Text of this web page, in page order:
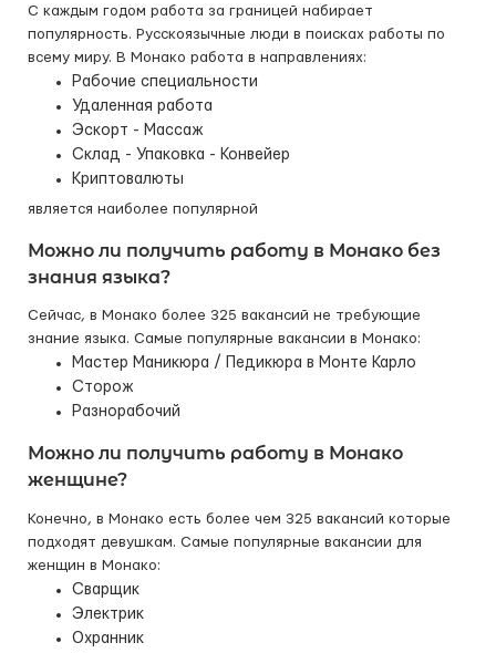
С каждым годом работа за границей набирает
популярность. Русскоязычные люди в поисках работы по
всему миру. В Монако работа в направлениях:
Рабочие специальности
Удаленная работа
Эскорт - Массаж
Склад - Упаковка - Конвейер
Криптовалюты
является наиболее популярной
Можно ли получить работу в Монако без
знания языка?
Сейчас, в Монако более 325 вакансий не требующие
знание языка. Самые популярные вакансии в Монако:
Мастер Маникюра / Педикюра в Монте Карло
Сторож
Разнорабочий
Можно ли получить работу в Монако
женщине?
Конечно, в Монако есть более чем 325 вакансий которые
подходят девушкам. Самые популярные вакансии для
женщин в Монако:
Сварщик
Электрик
Охранник